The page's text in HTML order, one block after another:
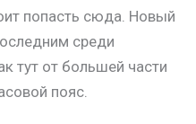
попасть сюда. Новый
среди
тут от большей части
пояс.